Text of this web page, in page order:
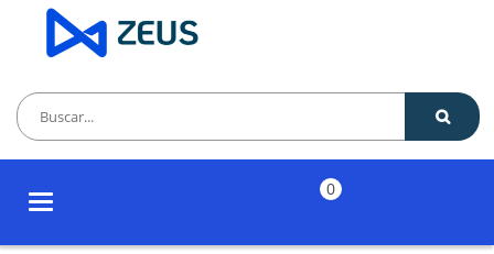
Toggle
0